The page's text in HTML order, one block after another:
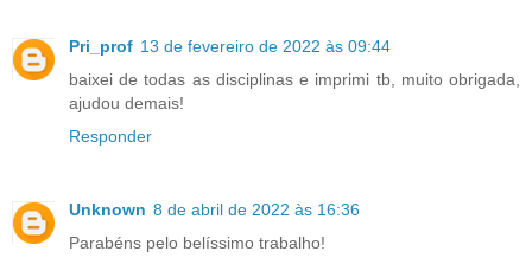
Pri_prof 13 de fevereiro de 2022 às 09:44
baixei de todas as disciplinas e imprimi tb, muito obrigada,
ajudou demais!
Responder
Unknown 8 de abril de 2022 às 16:36
Parabéns pelo belíssimo trabalho!